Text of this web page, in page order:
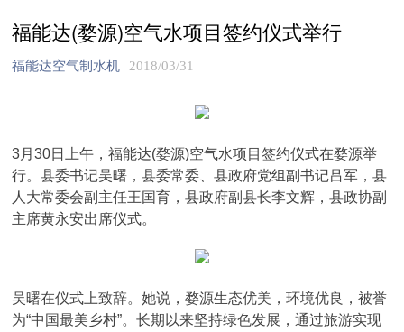
福能达(婺源)空气水项目签约仪式举行
福能达空气制水机 2018/03/31
3月30日上午，福能达(婺源)空气水项目签约仪式在婺源举
行。县委书记吴曙，县委常委、县政府党组副书记吕军，县
人大常委会副主任王国育，县政府副县长李文辉，县政协副
主席黄永安出席仪式。
吴曙在仪式上致辞。她说，婺源生态优美，环境优良，被誉
为“中国最美乡村”。长期以来坚持绿色发展，通过旅游实现